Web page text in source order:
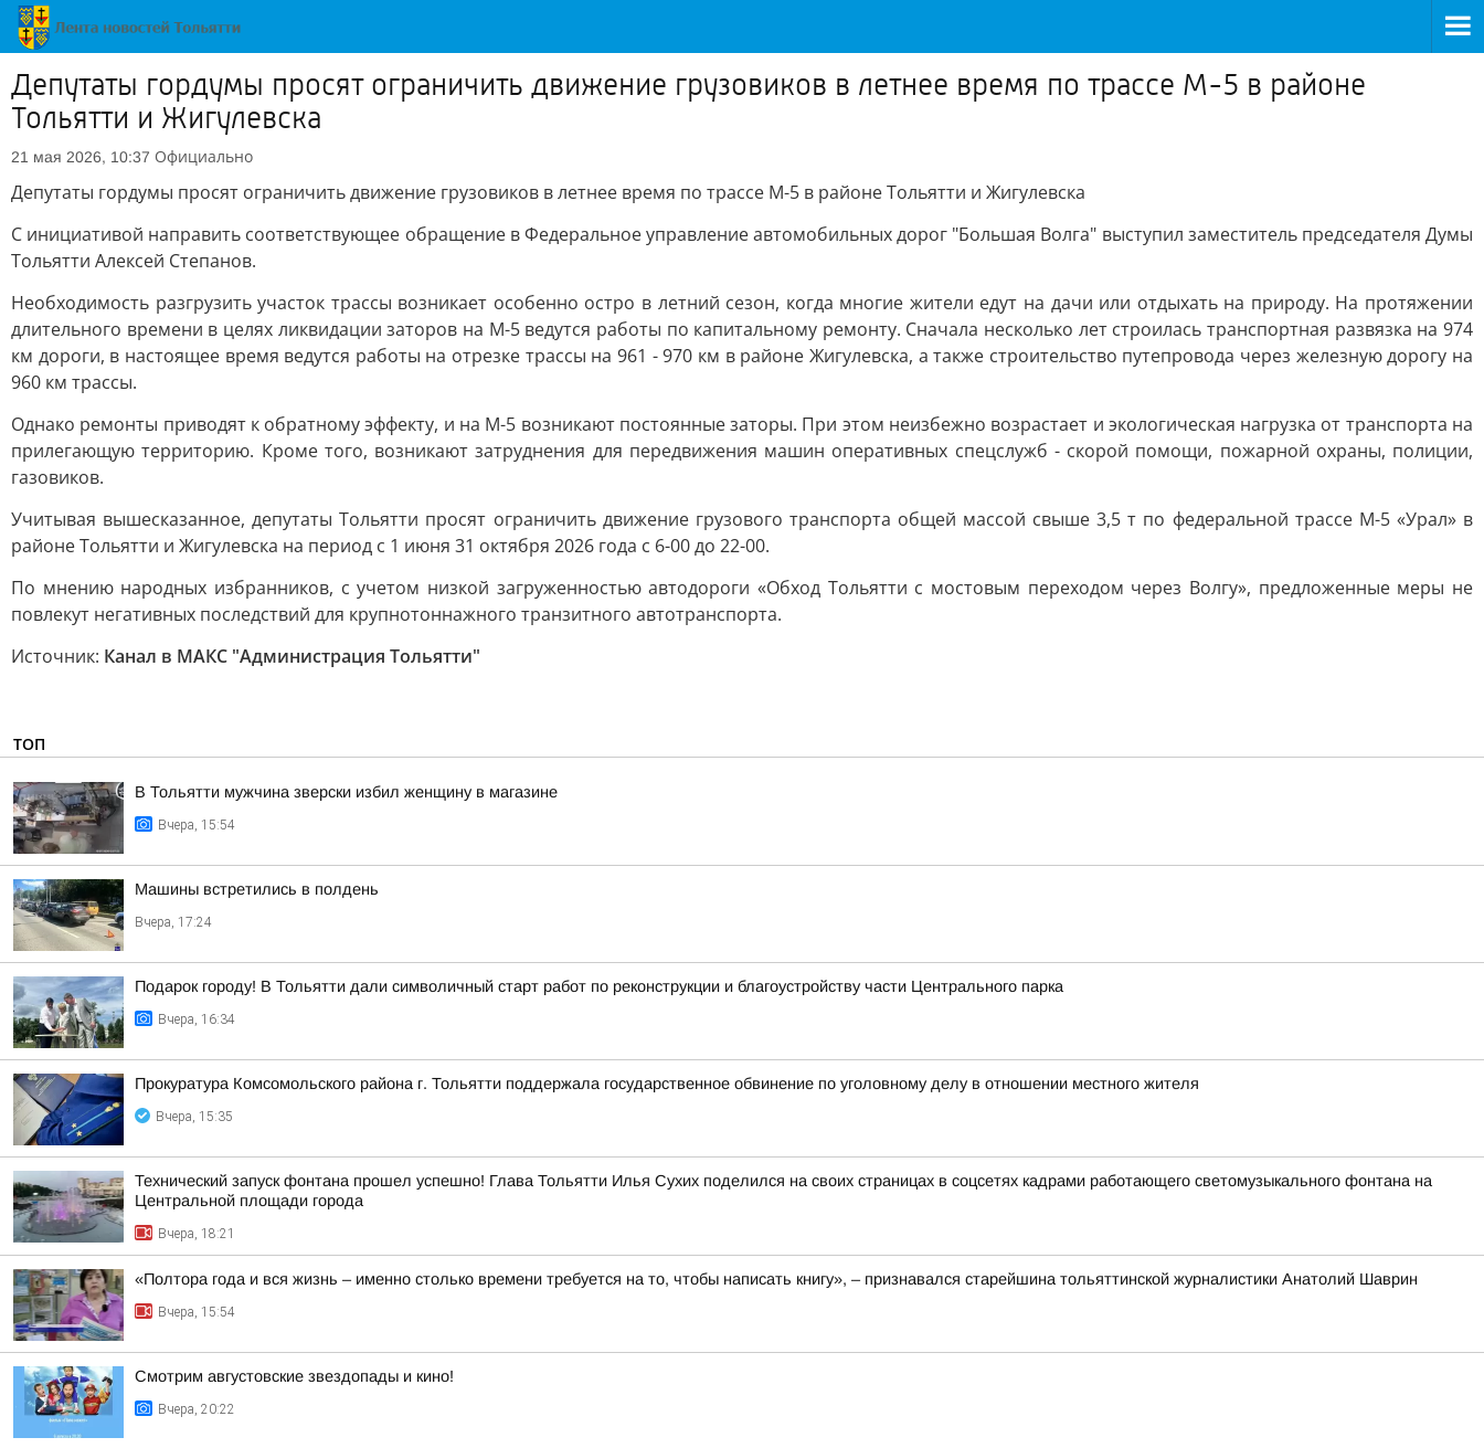
Депутаты гордумы просят ограничить движение грузовиков в летнее время по трассе М-5 в районе
Тольятти и Жигулевска
21 мая 2026, 10:37 Официально
Депутаты гордумы просят ограничить движение грузовиков в летнее время по трассе М-5 в районе Тольятти и Жигулевска
С инициативой направить соответствующее обращение в Федеральное управление автомобильных дорог "Большая Волга" выступил заместитель председателя Думы
Тольятти Алексей Степанов.
Необходимость разгрузить участок трассы возникает особенно остро в летний сезон, когда многие жители едут на дачи или отдыхать на природу. На протяжении
длительного времени в целях ликвидации заторов на М-5 ведутся работы по капитальному ремонту. Сначала несколько лет строилась транспортная развязка на 974
км дороги, в настоящее время ведутся работы на отрезке трассы на 961 - 970 км в районе Жигулевска, а также строительство путепровода через железную дорогу на
960 км трассы.
Однако ремонты приводят к обратному эффекту, и на М-5 возникают постоянные заторы. При этом неизбежно возрастает и экологическая нагрузка от транспорта на
прилегающую территорию. Кроме того, возникают затруднения для передвижения машин оперативных спецслужб - скорой помощи, пожарной охраны, полиции,
газовиков.
Учитывая вышесказанное, депутаты Тольятти просят ограничить движение грузового транспорта общей массой свыше 3,5 т по федеральной трассе М-5 «Урал» в
районе Тольятти и Жигулевска на период с 1 июня 31 октября 2026 года с 6-00 до 22-00.
По мнению народных избранников, с учетом низкой загруженностью автодороги «Обход Тольятти с мостовым переходом через Волгу», предложенные меры не
повлекут негативных последствий для крупнотоннажного транзитного автотранспорта.
Источник: Канал в МАКС "Администрация Тольятти"
ТОП
В Тольятти мужчина зверски избил женщину в магазине
Вчера, 15:54
Машины встретились в полдень
Вчера, 17:24
Подарок городу! В Тольятти дали символичный старт работ по реконструкции и благоустройству части Центрального парка
Вчера, 16:34
Прокуратура Комсомольского района г. Тольятти поддержала государственное обвинение по уголовному делу в отношении местного жителя
Вчера, 15:35
Технический запуск фонтана прошел успешно! Глава Тольятти Илья Сухих поделился на своих страницах в соцсетях кадрами работающего светомузыкального фонтана на
Центральной площади города
Вчера, 18:21
«Полтора года и вся жизнь – именно столько времени требуется на то, чтобы написать книгу», – признавался старейшина тольяттинской журналистики Анатолий Шаврин
Вчера, 15:54
Смотрим августовские звездопады и кино!
Вчера, 20:22